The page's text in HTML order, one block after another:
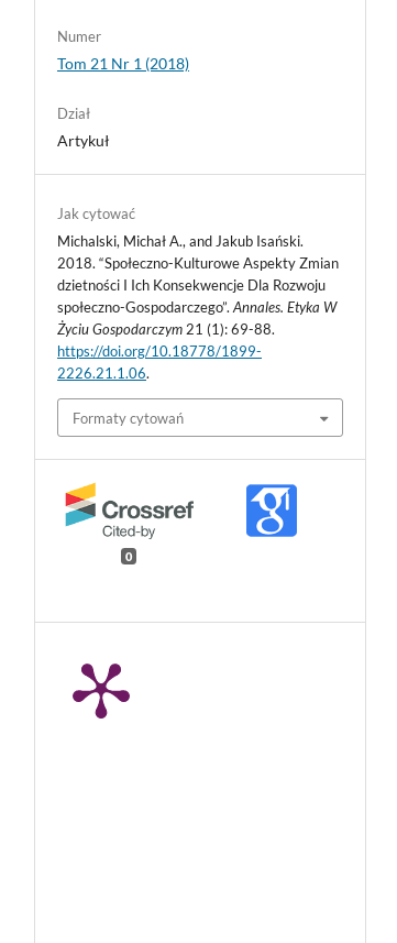
Numer
Tom 21 Nr 1 (2018)
Dział
Artykuł
Jak cytować
Michalski, Michał A., and Jakub Isański.
2018. “Społeczno-Kulturowe Aspekty Zmian
dzietności I Ich Konsekwencje Dla Rozwoju
społeczno-Gospodarczego”.Annales. Etyka W
Życiu Gospodarczym21 (1): 69-88.
https://doi.org/10.18778/1899-
2226.21.1.06.
Formaty cytowań
0